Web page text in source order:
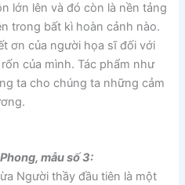
lớn lên và đó còn là nền tảng
trong bất kì hoàn cảnh nào.
ơn của người họa sĩ đối với
của mình. Tác phẩm như
ta cho chúng ta những cảm
mẫu số 3:
Người thầy đầu tiên là một